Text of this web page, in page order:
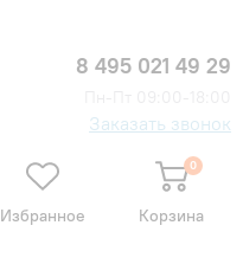
8 495 021 49 29
Заказать звонок
Избранное
0
Корзина